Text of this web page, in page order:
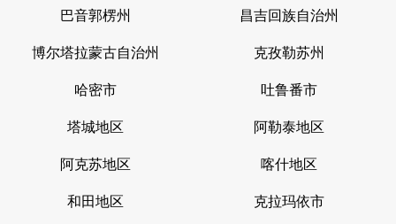
巴音郭楞州 昌吉回族自治州
博尔塔拉蒙古自治州 克孜勒苏州
哈密市 吐鲁番市
塔城地区 阿勒泰地区
阿克苏地区 喀什地区
和田地区 克拉玛依市